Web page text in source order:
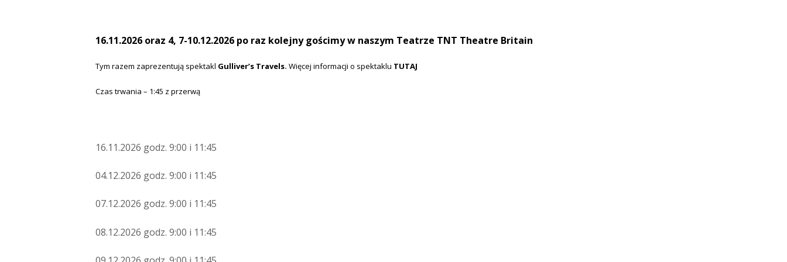
16.11.2026 oraz 4, 7-10.12.2026 po raz kolejny gościmy w naszym Teatrze TNT Theatre Britain
Tym razem zaprezentują spektakl Gulliver’s Travels. Więcej informacji o spektaklu TUTAJ
Czas trwania – 1:45 z przerwą
16.11.2026 godz. 9:00 i 11:45
04.12.2026 godz. 9:00 i 11:45
07.12.2026 godz. 9:00 i 11:45
08.12.2026 godz. 9:00 i 11:45